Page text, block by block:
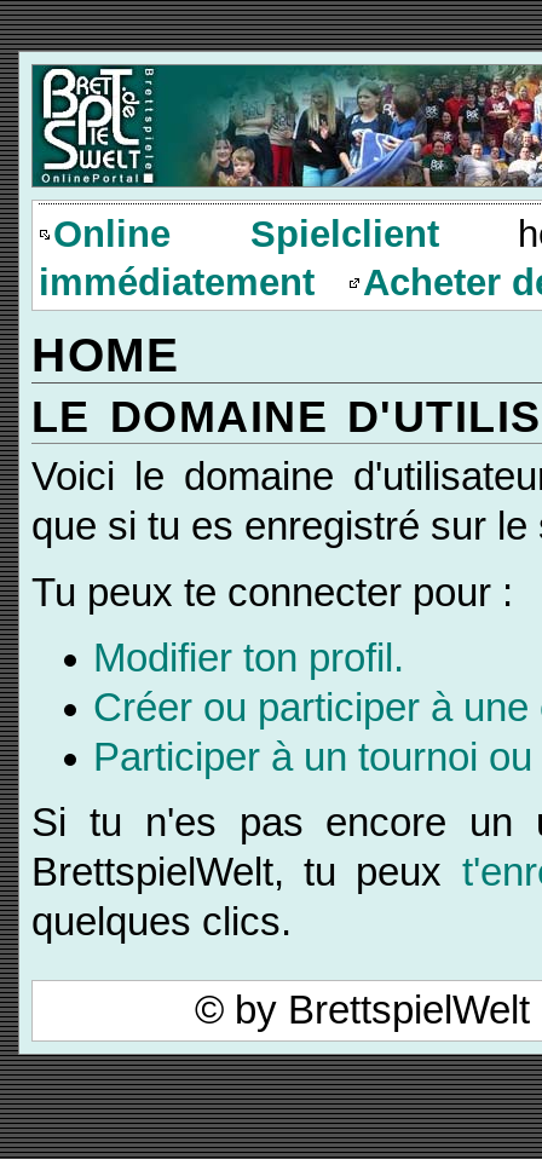
Online Spielclient
immédiatement
Acheter
HOME
LE DOMAINE
Voici le domaine
que si tu es enregistré sur
Tu peux te connecter pour :
Modifier ton profil.
Créer ou participer à une
Participer à un tournoi
Si tu n'es pas encore un
BrettspielWelt, tu peux
quelques clics.
© by